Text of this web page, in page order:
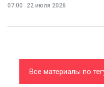
07:00 22 июля 2026
Все материалы по